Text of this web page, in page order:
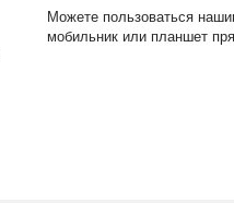
Можете пользоваться
мобильник или планшет